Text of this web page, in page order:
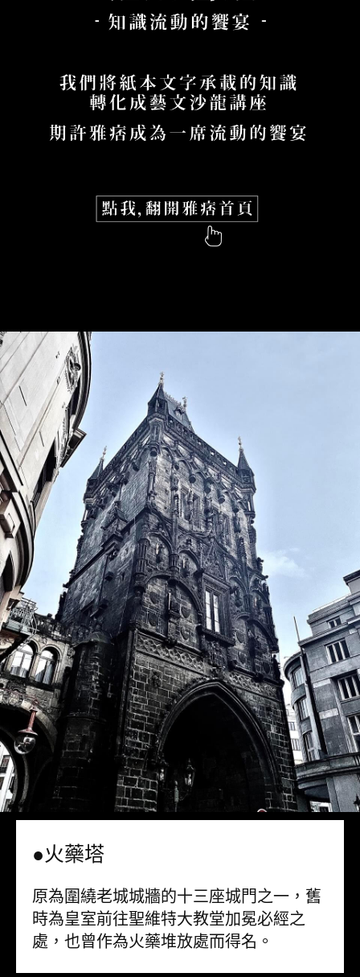
●火藥塔
原為圍繞老城城牆的十三座城門之一，舊
時為皇室前往聖維特大教堂加冕必經之
處，也曾作為火藥堆放處而得名。